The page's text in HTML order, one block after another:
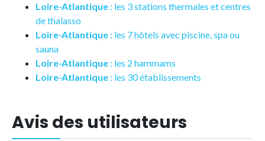
Loire-Atlantique : les 3 stations thermales et centres
de thalasso
Loire-Atlantique : les 7 hôtels avec piscine, spa ou
sauna
Loire-Atlantique : les 2 hammams
Loire-Atlantique : les 30 établissements
Avis des utilisateurs